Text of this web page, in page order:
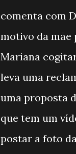
comenta com
motivo da mãe
Mariana
leva uma
uma proposta
que tem um
postar a foto